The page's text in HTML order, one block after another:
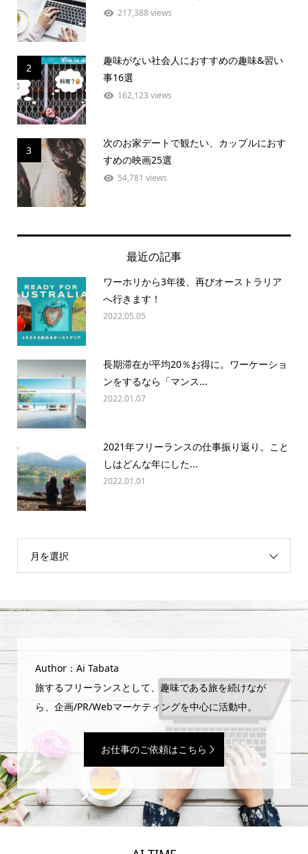
217,388 views
2
趣味がない社会人におすすめの趣味&習い
事16選
162,123 views
3
次のお家デートで観たい、カップルにおす
すめの映画25選
54,781 views
最近の記事
ワーホリから3年後、再びオーストラリア
へ行きます！
2022.05.05
長期滞在が平均20％お得に。ワーケーショ
ンをするなら「マンス...
2022.01.07
2021年フリーランスの仕事振り返り。こと
しはどんな年にした...
2022.01.01
月を選択
Author：Ai Tabata
旅するフリーランスとして、趣味である旅を続けなが
ら、企画/PR/Webマーケティングを中心に活動中。
お仕事のご依頼はこちら